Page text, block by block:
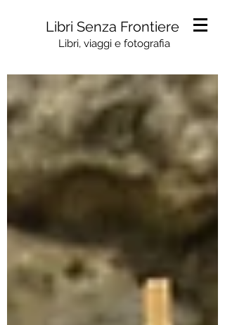
Libri Senza Frontiere
Libri, viaggi e fotografia